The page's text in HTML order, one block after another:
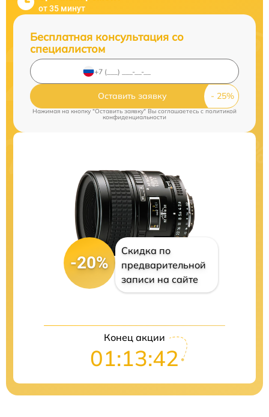
от 35 минут
Бесплатная консультация со
специалистом
Оставить заявку
Нажимая на кнопку "Оставить заявку" Вы соглашаетесь cполитикой
конфиденциальности
-20%
Скидка по
предварительной
записи на сайте
Конец акции
01:13:42